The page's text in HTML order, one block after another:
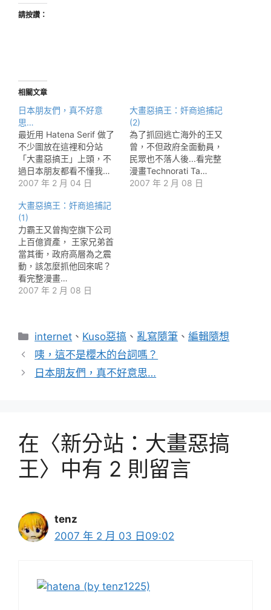
請按讚：
相關文章
日本朋友們，真不好意
思…
最近用 Hatena Serif 做了
不少圖放在這裡和分站
「大畫惡搞王」上頭，不
過日本朋友都看不懂我…
2007 年 2 月 04 日
大畫惡搞王：奸商追捕記
(2)
為了抓回逃亡海外的王又
曾，不但政府全面動員，
民眾也不落人後...看完整
漫畫Technorati Ta…
2007 年 2 月 08 日
大畫惡搞王：奸商追捕記
(1)
力霸王又曾掏空旗下公司
上百億資產， 王家兄弟首
當其衝，政府高層為之震
動，該怎麼抓他回來呢？
看完整漫畫…
2007 年 2 月 08 日
分
類
internet 、 Kuso惡搞 、 亂寫隨筆 、編輯隨想
咦，這不是櫻木的台詞嗎？
日本朋友們，真不好意思…
在〈新分站：大畫惡搞
王〉中有 2 則留言
tenz
2007 年 2 月 03 日09:02